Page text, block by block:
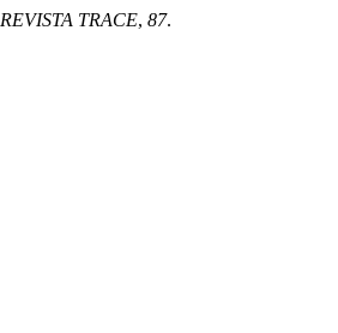
REVISTA TRACE, 87.